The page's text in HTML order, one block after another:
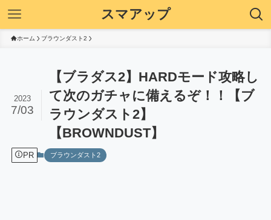
スマアップ
ホーム ブラウンダスト2
【ブラダス2】HARDモード攻略し
て次のガチャに備えるぞ！！【ブ
ラウンダスト2】
【BROWNDUST】
2023
7/03
PR ブラウンダスト2